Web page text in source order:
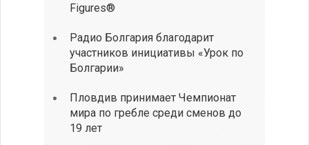
Figures®
Радио Болгария благодарит
участников инициативы «Урок по
Болгарии»
Пловдив принимает Чемпионат
мира по гребле среди сменов до
19 лет